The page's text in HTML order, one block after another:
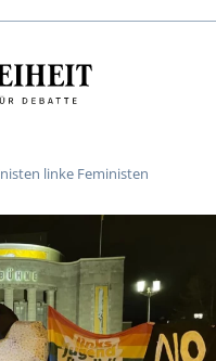
linke Feministen